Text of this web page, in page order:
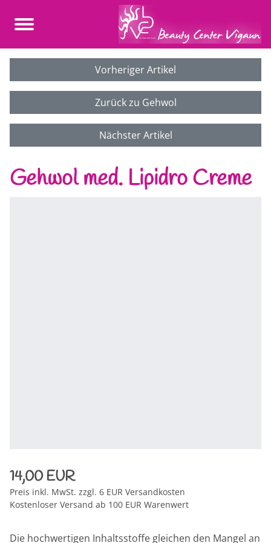
Vorheriger Artikel
Zurück zu Gehwol
Nächster Artikel
Gehwol med. Lipidro Creme
14,00 EUR
Preis inkl. MwSt. zzgl. 6 EUR Versandkosten
Kostenloser Versand ab 100 EUR Warenwert
Die hochwertigen Inhaltsstoffe gleichen den Mangel an